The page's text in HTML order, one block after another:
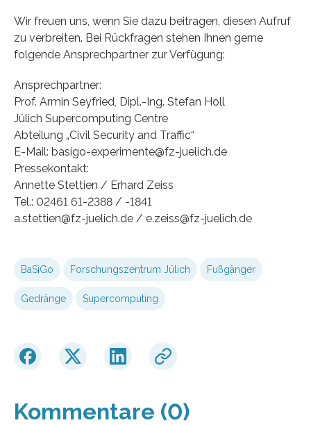
Wir freuen uns, wenn Sie dazu beitragen, diesen Aufruf
zu verbreiten. Bei Rückfragen stehen Ihnen gerne
folgende Ansprechpartner zur Verfügung:
Ansprechpartner:
Prof. Armin Seyfried, Dipl.-Ing. Stefan Holl
Jülich Supercomputing Centre
Abteilung „Civil Security and Traffic“
E-Mail: basigo-experimente@fz-juelich.de
Pressekontakt:
Annette Stettien / Erhard Zeiss
Tel.: 02461 61-2388 / -1841
a.stettien@fz-juelich.de / e.zeiss@fz-juelich.de
BaSiGo Forschungszentrum Jülich Fußgänger
Gedränge Supercomputing
Kommentare (0)